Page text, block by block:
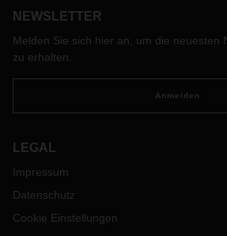
NEWSLETTER
Melden Sie sich hier an, um die neuesten
zu erhalten.
Anmelden
LEGAL
Impressum
Datenschutz
Cookie Einstellungen